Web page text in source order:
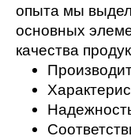
опыта мы
основных
качества